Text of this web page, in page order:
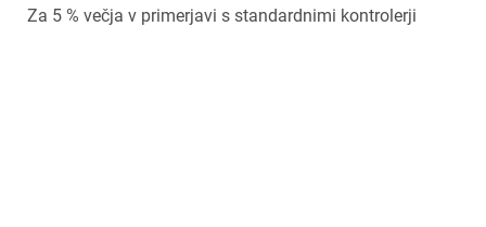
Za 5 % večja v primerjavi s standardnimi kontrolerji